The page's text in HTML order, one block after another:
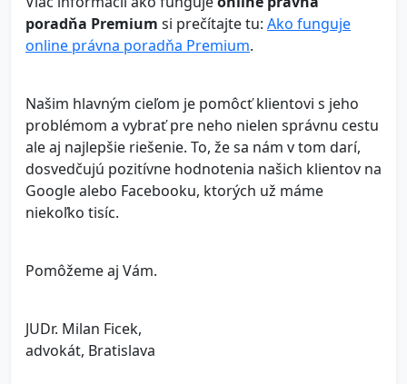
poradňa Premium si prečítajte tu: Ako funguje
online právna poradňa Premium.
Našim hlavným cieľom je pomôcť klientovi s jeho
problémom a vybrať pre neho nielen správnu cestu
ale aj najlepšie riešenie. To, že sa nám v tom darí,
dosvedčujú pozitívne hodnotenia našich klientov na
Google alebo Facebooku, ktorých už máme
niekoľko tisíc.
Pomôžeme aj Vám.
JUDr. Milan Ficek,
advokát, Bratislava